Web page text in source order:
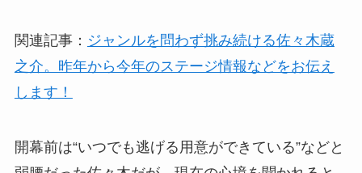
関連記事： ジャンルを問わず挑み続ける佐々木蔵
之介。昨年から今年のステージ情報などをお伝え
します！
開幕前は“いつでも逃げる用意ができている”などと